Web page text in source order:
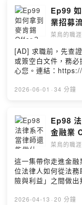
力？ (23:53) 學生/
到面試官的注意力
找朋友(非面試官)
全沒有認識的人，
Talk 要怎麼練習？
了SoundOn的贊助
吧！ https://
筆記｜美國求職技巧
Hosting provided
marketer.isabelle@gmail.com)
Chiang: Sr.
菜鳥的職涯筆記製作人 🔔 點時間軸搶先聽
podcast 的初衷，
業 (06:07) 這五年
度變慢了？ (12:16)
一下進廣告！
上會做什麼不同選
大的感動 (21:36) 未來的頻道走向
4b0c-b37e-2c8706d60fa8 🎯上IG看美
美國求職技巧:
匿名發問/建議，可
marketer_isabelle
SoundOn
Ep99
業招募
菜鳥的職
[AD] 求職前，先查
或簽空白文件，務
心您。連結：
Case Study。從招
準備誤區與錄取關鍵
顧求職。 🙋 來賓介紹 Jocelyn Chen - Business Analyst
@Mckinsey
https://
點時間軸搶先聽
容摘要+來賓背景
的三件事 (10:30)
如何怎麼評估 case
2026-06-01 · 34 分鐘
Ep98
金融業
菜鳥的職
這一集帶你走進金
位法律人如何從法
險與利益」之間做
中的 red flags。 🔔 我開啟了SoundOn的贊助功能，請我
2026-04-13 · 20 分鐘